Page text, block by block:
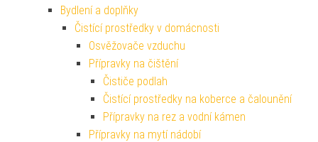
Bydlení a doplňky
Čistící prostředky v domácnosti
Osvěžovače vzduchu
Přípravky na čištění
Čističe podlah
Čistící prostředky na koberce a čalounění
Přípravky na rez a vodní kámen
Přípravky na mytí nádobí